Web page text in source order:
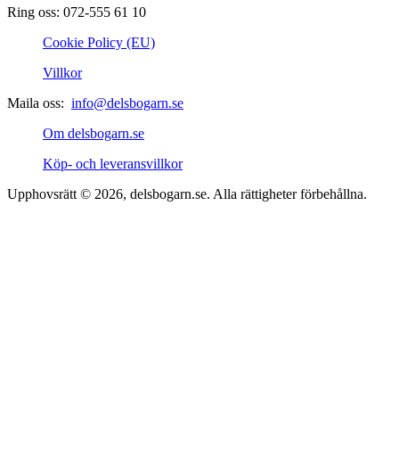
Ring oss: 072-555 61 10
Cookie Policy (EU)
Villkor
Maila oss: info@delsbogarn.se
Om delsbogarn.se
Köp- och leveransvillkor
Upphovsrätt © 2026, delsbogarn.se. Alla rättigheter förbehållna.